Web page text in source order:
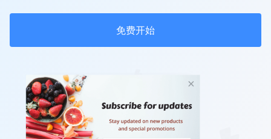
免费开始